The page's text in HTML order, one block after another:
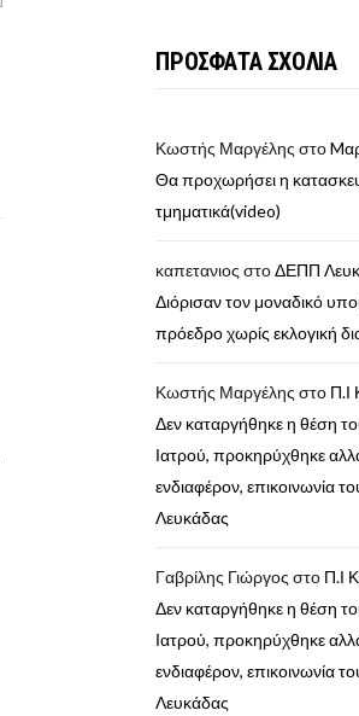
ΠΡΟΣΦΑΤΑ ΣΧΟΛΙΑ
Κωστής Μαργέλης στο
Θα προχωρήσει η
τμηματικά(video)
καπετανιος στοΔΕΠΠ
Διόρισαν τον μοναδικό
πρόεδρο χωρίς εκλογική
Κωστής Μαργέλης στο Π.Ι
Δεν καταργήθηκε η θέση
Ιατρού, προκηρύχθηκε
ενδιαφέρον, επικοινωνία
Λευκάδας
Γαβρίλης Γιώργος στο Π.Ι
Δεν καταργήθηκε η θέση
Ιατρού, προκηρύχθηκε
ενδιαφέρον, επικοινωνία
Λευκάδας